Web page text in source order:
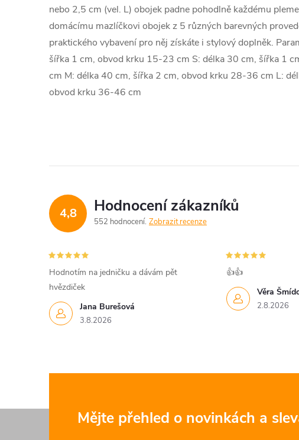
nebo 2,5 cm (vel. L) obojek padne pohodlně každému
domácímu mazlíčkovi obojek z 5 různých barevných
praktického vybavení pro něj získáte i stylový doplněk.
šířka 1 cm, obvod krku 15-23 cm S: délka 30 cm, šířka 1
cm M: délka 40 cm, šířka 2 cm, obvod krku 28-36 cm L:
obvod krku 36-46 cm
4,8 Hodnocení zákazníků
552 hodnocení Zobrazit recenze
Jana Burešová
3.8.2026
Hodnotím na jedničku a dávám pět
hvězdiček
Věra
2.8.2026
👍👍
Mějte přehled o novinkách a